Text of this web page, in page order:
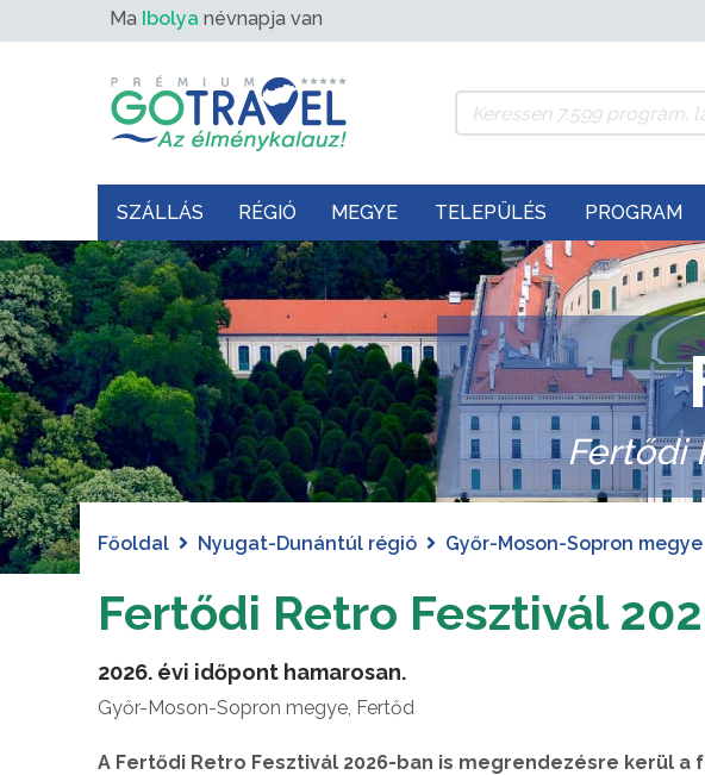
Ma Ibolya névnapja van
SZÁLLÁS RÉGIÓ MEGYE TELEPÜLÉS PROGRAM
Fertődi
Főoldal Nyugat-Dunántúl régió Győr-Moson-Sopron megye
Fertődi Retro Fesztivál
2026. évi időpont hamarosan.
Győr-Moson-Sopron megye, Fertőd
A Fertődi Retro Fesztivál 2026-ban is megrendezésre kerül